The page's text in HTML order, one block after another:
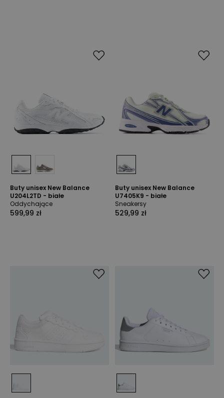
Buty unisex New Balance
U204L2TD - białe
Oddychające
599,99 zł
Buty unisex New Balance
U7405K9 - białe
Sneakersy
529,99 zł